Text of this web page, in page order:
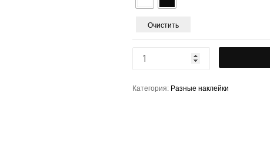
Очистить
Категория: Разные наклейки